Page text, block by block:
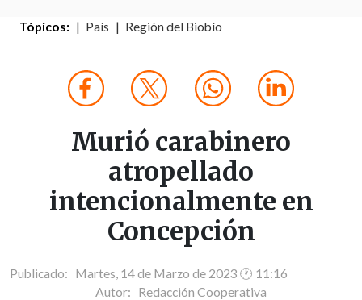
Tópicos: País Región del Biobío
Murió carabinero
atropellado
intencionalmente en
Concepción
Publicado: Martes, 14 de Marzo de 2023 🕐 11:16
Autor: Redacción Cooperativa